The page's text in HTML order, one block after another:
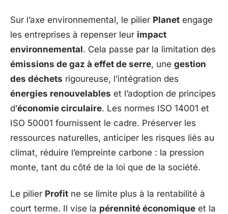
Sur l’axe environnemental, le pilier Planet engage
les entreprises à repenser leur impact
environnemental. Cela passe par la limitation des
émissions de gaz à effet de serre, une gestion
des déchets rigoureuse, l’intégration des
énergies renouvelables et l’adoption de principes
d’économie circulaire. Les normes ISO 14001 et
ISO 50001 fournissent le cadre. Préserver les
ressources naturelles, anticiper les risques liés au
climat, réduire l’empreinte carbone : la pression
monte, tant du côté de la loi que de la société.
Le pilier Profit ne se limite plus à la rentabilité à
court terme. Il vise la pérennité économique et la